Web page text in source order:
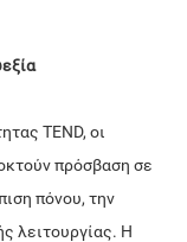
TEND, οι
πρόσβαση σε
πόνου, την
λειτουργίας. Η